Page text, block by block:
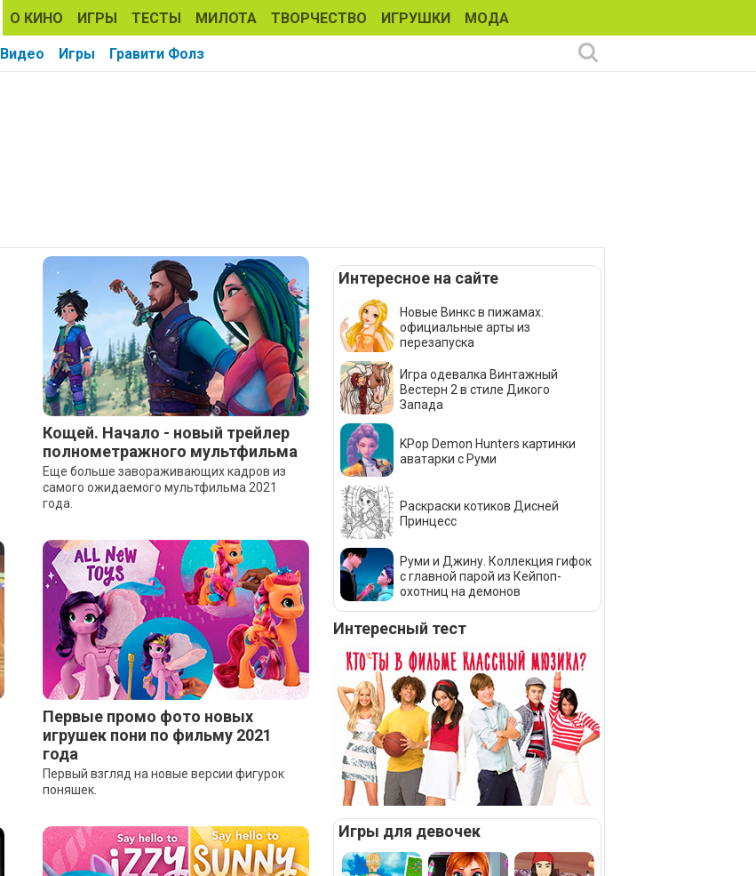
О КИНО ИГРЫ ТЕСТЫ МИЛОТА ТВОРЧЕСТВО ИГРУШКИ МОДА
Видео Игры Гравити Фолз
Кощей. Начало - новый трейлер
полнометражного мультфильма
Еще больше завораживающих кадров из
самого ожидаемого мультфильма 2021
года.
Первые промо фото новых
игрушек пони по фильму 2021
года
Первый взгляд на новые версии фигурок
поняшек.
Интересное на сайте
Новые Винкс в пижамах:
официальные арты из
перезапуска
Игра одевалка Винтажный
Вестерн 2 в стиле Дикого
Запада
KPop Demon Hunters картинки
аватарки с Руми
Раскраски котиков Дисней
Принцесс
Руми и Джину. Коллекция гифок
с главной парой из Кейпоп-
охотниц на демонов
Интересный тест
Игры для девочек